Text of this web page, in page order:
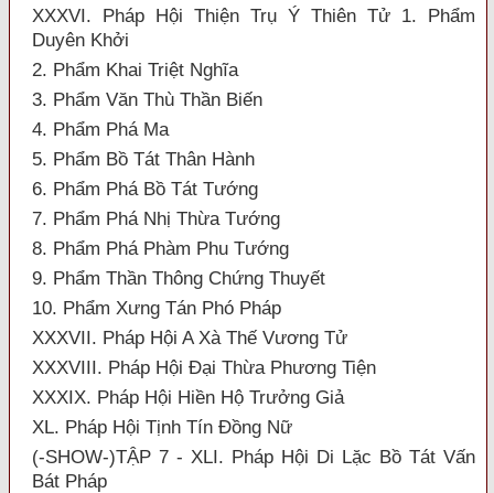
XXXVI. Pháp Hội Thiện Trụ Ý Thiên Tử 1. Phẩm
Duyên Khởi
2. Phẩm Khai Triệt Nghĩa
3. Phẩm Văn Thù Thần Biến
4. Phẩm Phá Ma
5. Phẩm Bồ Tát Thân Hành
6. Phẩm Phá Bồ Tát Tướng
7. Phẩm Phá Nhị Thừa Tướng
8. Phẩm Phá Phàm Phu Tướng
9. Phẩm Thần Thông Chứng Thuyết
10. Phẩm Xưng Tán Phó Pháp
XXXVII. Pháp Hội A Xà Thế Vương Tử
XXXVIII. Pháp Hội Đại Thừa Phương Tiện
XXXIX. Pháp Hội Hiền Hộ Trưởng Giả
XL. Pháp Hội Tịnh Tín Đồng Nữ
(-SHOW-)TẬP 7 - XLI. Pháp Hội Di Lặc Bồ Tát Vấn
Bát Pháp